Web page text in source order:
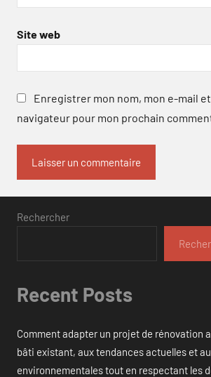
Site web
Enregistrer mon nom, mon e-mail
navigateur pour mon prochain
Rechercher
Recent Posts
Comment adapter un projet de rénovation
bâti existant, aux tendances actuelles et
environnementales tout en respectant les